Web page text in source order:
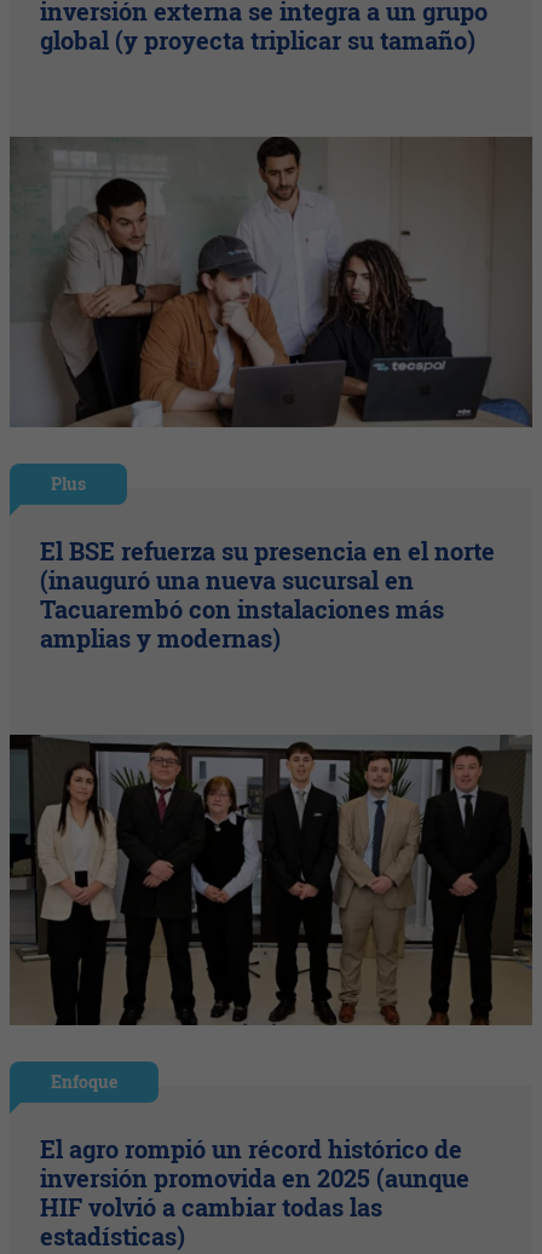
inversión externa se integra a un grupo
global (y proyecta triplicar su tamaño)
Plus
El BSE refuerza su presencia en el norte
(inauguró una nueva sucursal en
Tacuarembó con instalaciones más
amplias y modernas)
Enfoque
El agro rompió un récord histórico de
inversión promovida en 2025 (aunque
HIF volvió a cambiar todas las
estadísticas)